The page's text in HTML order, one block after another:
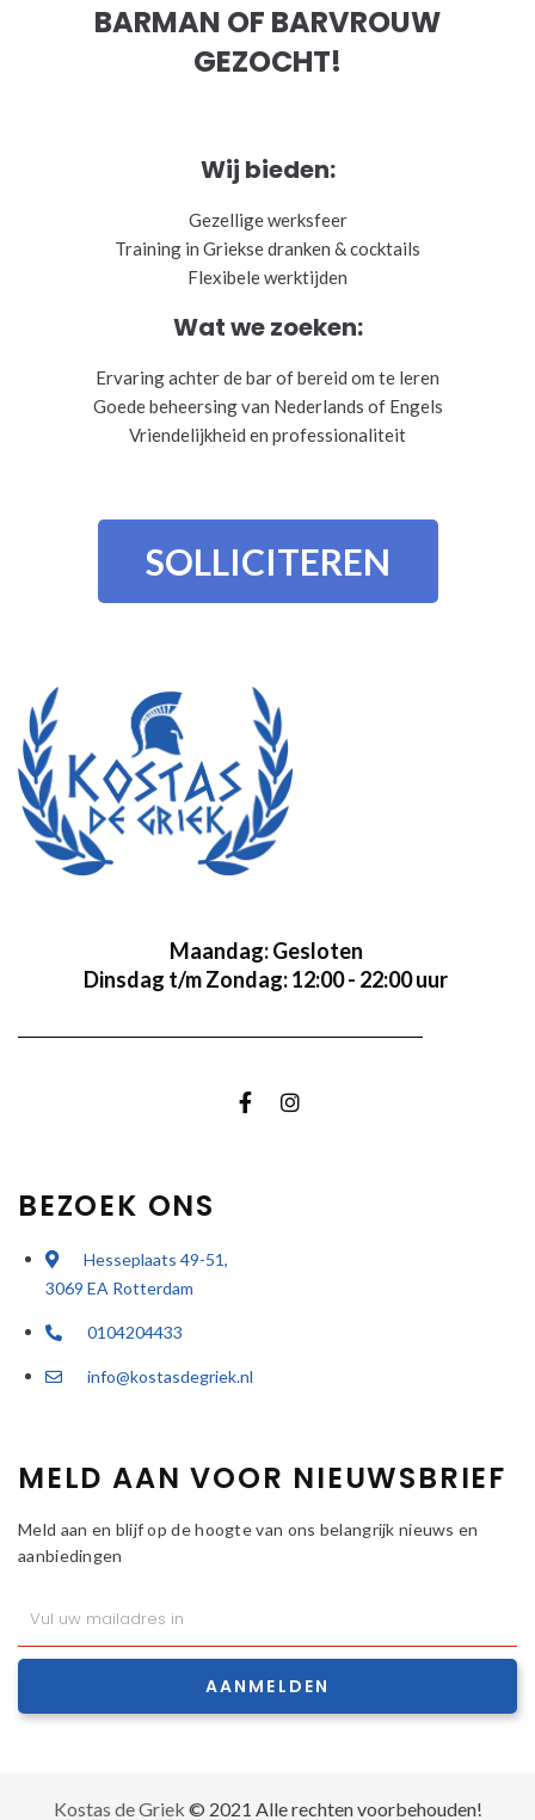
BARMAN OF BARVROUW
GEZOCHT!
Wij bieden:
Gezellige werksfeer
Training in Griekse dranken & cocktails
Flexibele werktijden
Wat we zoeken:
Ervaring achter de bar of bereid om te leren
Goede beheersing van Nederlands of Engels
Vriendelijkheid en professionaliteit
SOLLICITEREN
Maandag: Gesloten
Dinsdag t/m Zondag: 12:00 - 22:00 uur
BEZOEK ONS
Hesseplaats 49-51,
3069 EA Rotterdam
0104204433
info@kostasdegriek.nl
MELD AAN VOOR NIEUWSBRIEF
Meld aan en blijf op de hoogte van ons belangrijk nieuws en
aanbiedingen
AANMELDEN
Kostas de Griek © 2021 Alle rechten voorbehouden!